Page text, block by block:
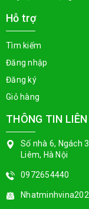
Hỗ trợ
Tìm kiếm
Đăng nhập
Đăng ký
Giỏ hàng
THÔNG TIN LIÊN
Số nhà 6, Ngách
Liêm, Hà Nội
0972654440